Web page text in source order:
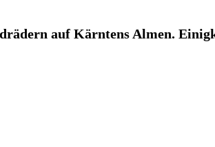
auf Kärntens Almen.